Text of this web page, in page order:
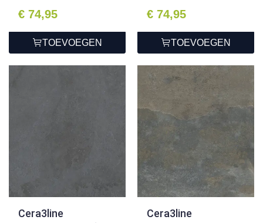
€ 74,95
TOEVOEGEN
€ 74,95
TOEVOEGEN
Cera3line
Cera3line